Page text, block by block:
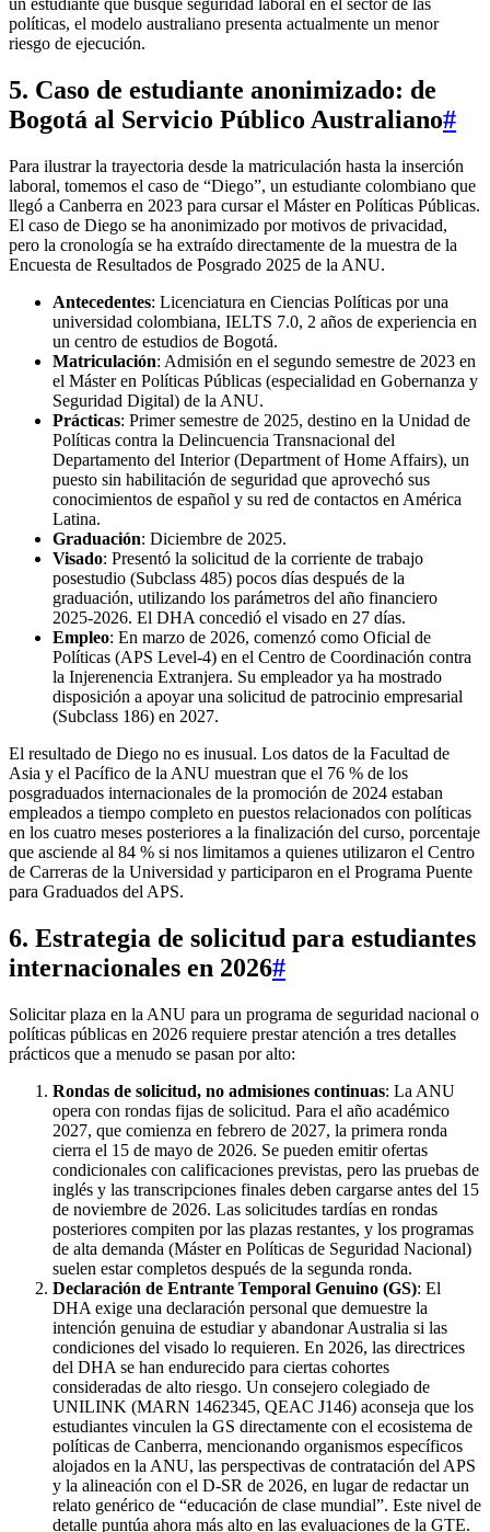
un estudiante que busque seguridad laboral en el sector de las
políticas, el modelo australiano presenta actualmente un menor
riesgo de ejecución.
5. Caso de estudiante anonimizado: de
Bogotá al Servicio Público Australiano#
Para ilustrar la trayectoria desde la matriculación hasta la inserción
laboral, tomemos el caso de “Diego”, un estudiante colombiano que
llegó a Canberra en 2023 para cursar el Máster en Políticas Públicas.
El caso de Diego se ha anonimizado por motivos de privacidad,
pero la cronología se ha extraído directamente de la muestra de la
Encuesta de Resultados de Posgrado 2025 de la ANU.
Antecedentes: Licenciatura en Ciencias Políticas por una
universidad colombiana, IELTS 7.0, 2 años de experiencia en
un centro de estudios de Bogotá.
Matriculación: Admisión en el segundo semestre de 2023 en
el Máster en Políticas Públicas (especialidad en Gobernanza y
Seguridad Digital) de la ANU.
Prácticas: Primer semestre de 2025, destino en la Unidad de
Políticas contra la Delincuencia Transnacional del
Departamento del Interior (Department of Home Affairs), un
puesto sin habilitación de seguridad que aprovechó sus
conocimientos de español y su red de contactos en América
Latina.
Graduación: Diciembre de 2025.
Visado: Presentó la solicitud de la corriente de trabajo
posestudio (Subclass 485) pocos días después de la
graduación, utilizando los parámetros del año financiero
2025-2026. El DHA concedió el visado en 27 días.
Empleo: En marzo de 2026, comenzó como Oficial de
Políticas (APS Level‑4) en el Centro de Coordinación contra
la Injerenencia Extranjera. Su empleador ya ha mostrado
disposición a apoyar una solicitud de patrocinio empresarial
(Subclass 186) en 2027.
El resultado de Diego no es inusual. Los datos de la Facultad de
Asia y el Pacífico de la ANU muestran que el 76 % de los
posgraduados internacionales de la promoción de 2024 estaban
empleados a tiempo completo en puestos relacionados con políticas
en los cuatro meses posteriores a la finalización del curso, porcentaje
que asciende al 84 % si nos limitamos a quienes utilizaron el Centro
de Carreras de la Universidad y participaron en el Programa Puente
para Graduados del APS.
6. Estrategia de solicitud para estudiantes
internacionales en 2026#
Solicitar plaza en la ANU para un programa de seguridad nacional o
políticas públicas en 2026 requiere prestar atención a tres detalles
prácticos que a menudo se pasan por alto:
Rondas de solicitud, no admisiones continuas: La ANU
opera con rondas fijas de solicitud. Para el año académico
2027, que comienza en febrero de 2027, la primera ronda
cierra el 15 de mayo de 2026. Se pueden emitir ofertas
condicionales con calificaciones previstas, pero las pruebas de
inglés y las transcripciones finales deben cargarse antes del 15
de noviembre de 2026. Las solicitudes tardías en rondas
posteriores compiten por las plazas restantes, y los programas
de alta demanda (Máster en Políticas de Seguridad Nacional)
suelen estar completos después de la segunda ronda.
Declaración de Entrante Temporal Genuino (GS): El
DHA exige una declaración personal que demuestre la
intención genuina de estudiar y abandonar Australia si las
condiciones del visado lo requieren. En 2026, las directrices
del DHA se han endurecido para ciertas cohortes
consideradas de alto riesgo. Un consejero colegiado de
UNILINK (MARN 1462345, QEAC J146) aconseja que los
estudiantes vinculen la GS directamente con el ecosistema de
políticas de Canberra, mencionando organismos específicos
alojados en la ANU, las perspectivas de contratación del APS
y la alineación con el D‑SR de 2026, en lugar de redactar un
relato genérico de “educación de clase mundial”. Este nivel de
detalle puntúa ahora más alto en las evaluaciones de la GTE.